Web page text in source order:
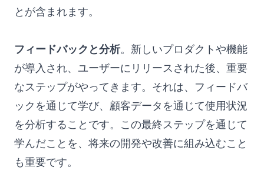
とが含まれます。
フィードバックと分析。新しいプロダクトや機能
が導入され、ユーザーにリリースされた後、重要
なステップがやってきます。それは、フィードバ
ックを通じて学び、顧客データを通じて使用状況
を分析することです。この最終ステップを通じて
学んだことを、将来の開発や改善に組み込むこと
も重要です。